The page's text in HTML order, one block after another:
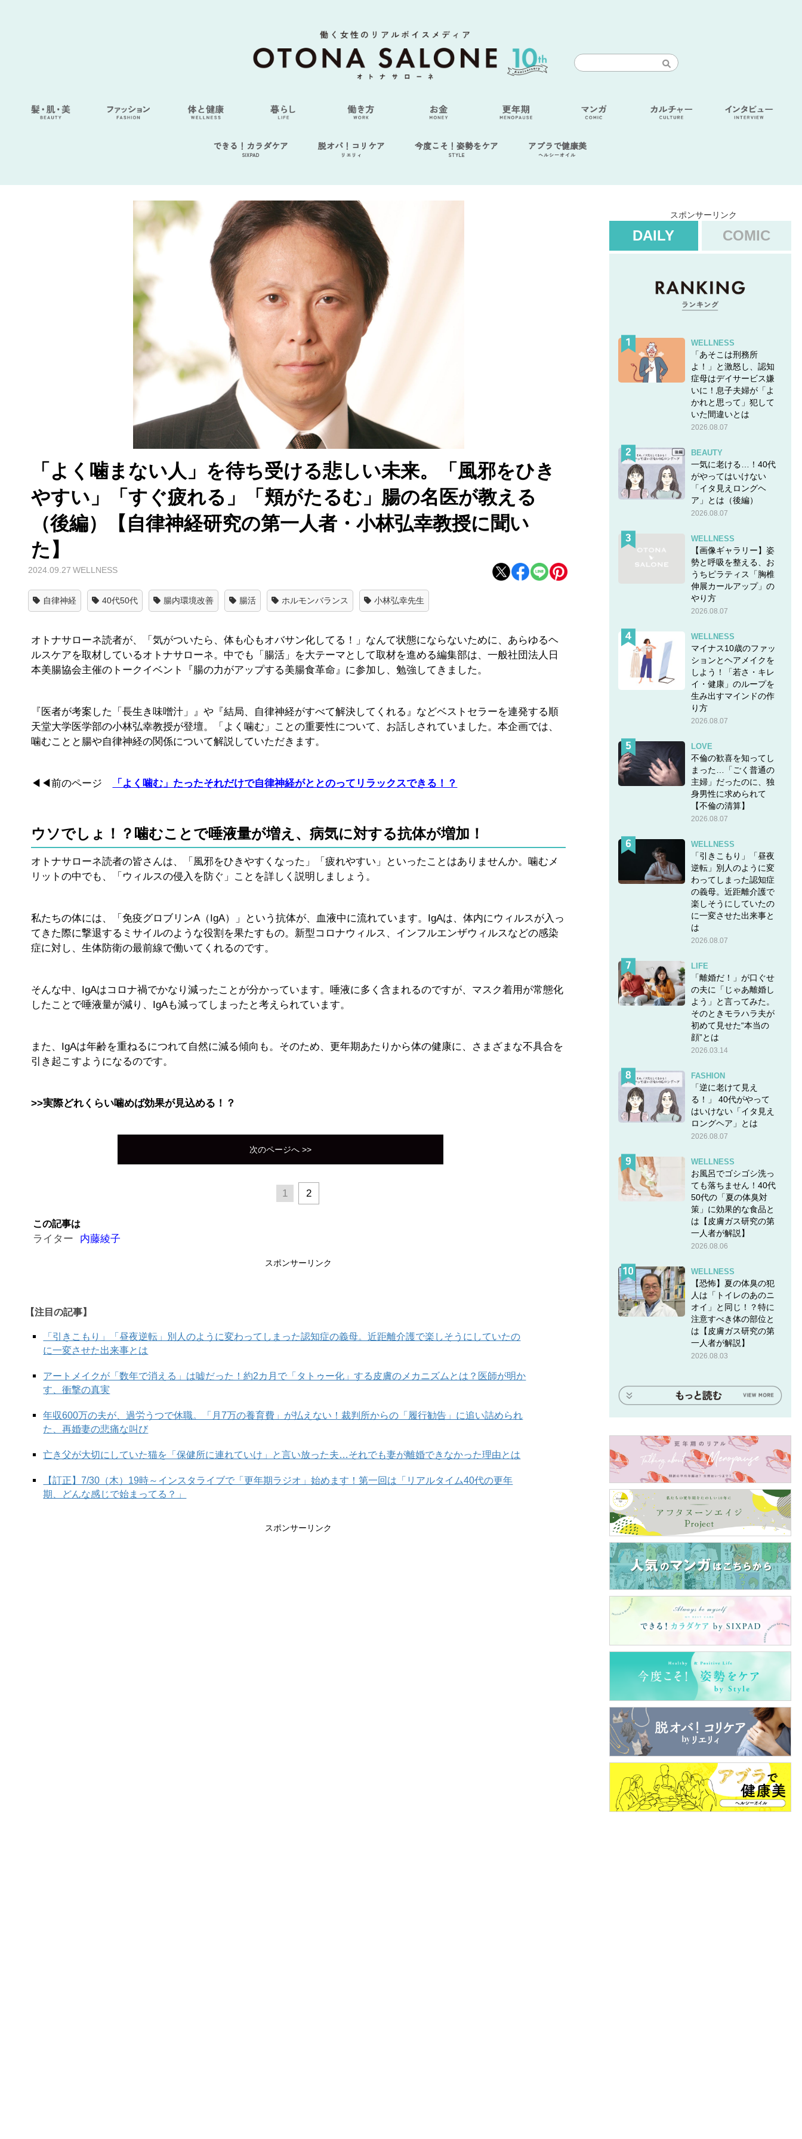
できる！カラダケア
SIXPAD
脱オバ！コリケア
リエリィ
今度こそ！姿勢をケア
STYLE
アブラで健康美
ヘルシーオイル
「よく噛まない人」を待ち受ける悲しい未来。「風邪をひき
やすい」「すぐ疲れる」「頬がたるむ」腸の名医が教える
（後編）【自律神経研究の第一人者・小林弘幸教授に聞い
た】
2024.09.27 WELLNESS
自律神経 40代50代 腸内環境改善 腸活 ホルモンバランス 小林弘幸先生
オトナサローネ読者が、「気がついたら、体も心もオバサン化してる！」なんて状態にならないために、あらゆるヘ
ルスケアを取材しているオトナサローネ。中でも「腸活」を大テーマとして取材を進める編集部は、一般社団法人日
本美腸協会主催のトークイベント『腸の力がアップする美腸食革命』に参加し、勉強してきました。
『医者が考案した「長生き味噌汁」』や『結局、自律神経がすべて解決してくれる』などベストセラーを連発する順
天堂大学医学部の小林弘幸教授が登壇。「よく噛む」ことの重要性について、お話しされていました。本企画では、
噛むことと腸や自律神経の関係について解説していただきます。
◀◀前のページ 「よく噛む」たったそれだけで自律神経がととのってリラックスできる！？
ウソでしょ！？噛むことで唾液量が増え、病気に対する抗体が増加！
オトナサローネ読者の皆さんは、「風邪をひきやすくなった」「疲れやすい」といったことはありませんか。噛むメ
リットの中でも、「ウィルスの侵入を防ぐ」ことを詳しく説明しましょう。
私たちの体には、「免疫グロブリンA（IgA）」という抗体が、血液中に流れています。IgAは、体内にウィルスが入っ
てきた際に撃退するミサイルのような役割を果たすもの。新型コロナウィルス、インフルエンザウィルスなどの感染
症に対し、生体防衛の最前線で働いてくれるのです。
そんな中、IgAはコロナ禍でかなり減ったことが分かっています。唾液に多く含まれるのですが、マスク着用が常態化
したことで唾液量が減り、IgAも減ってしまったと考えられています。
また、IgAは年齢を重ねるにつれて自然に減る傾向も。そのため、更年期あたりから体の健康に、さまざまな不具合を
引き起こすようになるのです。
>>実際どれくらい噛めば効果が見込める！？
次のページへ >>
1 2
この記事は
ライター 内藤綾子
スポンサーリンク
【注目の記事】
「引きこもり」「昼夜逆転」別人のように変わってしまった認知症の義母。近距離介護で楽しそうにしていたの
に一変させた出来事とは
アートメイクが「数年で消える」は嘘だった！約2カ月で「タトゥー化」する皮膚のメカニズムとは？医師が明か
す、衝撃の真実
年収600万の夫が、過労うつで休職。「月7万の養育費」が払えない！裁判所からの「履行勧告」に追い詰められ
た、再婚妻の悲痛な叫び
亡き父が大切にしていた猫を「保健所に連れていけ」と言い放った夫…それでも妻が離婚できなかった理由とは
【訂正】7/30（木）19時～インスタライブで「更年期ラジオ」始めます！第一回は「リアルタイム40代の更年
期、どんな感じで始まってる？」
スポンサーリンク
スポンサーリンク
DAILY COMIC
WELLNESS
「あそこは刑務所
よ！」と激怒し、認知
症母はデイサービス嫌
いに！息子夫婦が「よ
かれと思って」犯して
いた間違いとは
2026.08.07
BEAUTY
一気に老ける…！40代
がやってはいけない
「イタ見えロングヘ
ア」とは（後編）
2026.08.07
WELLNESS
【画像ギャラリー】姿
勢と呼吸を整える、お
うちピラティス「胸椎
伸展カールアップ」の
やり方
2026.08.07
WELLNESS
マイナス10歳のファッ
ションとヘアメイクを
しよう！「若さ・キレ
イ・健康」のループを
生み出すマインドの作
り方
2026.08.07
LOVE
不倫の歓喜を知ってし
まった…「ごく普通の
主婦」だったのに、独
身男性に求められて
【不倫の清算】
2026.08.07
WELLNESS
「引きこもり」「昼夜
逆転」別人のように変
わってしまった認知症
の義母。近距離介護で
楽しそうにしていたの
に一変させた出来事と
は
2026.08.07
LIFE
「離婚だ！」が口ぐせ
の夫に「じゃあ離婚し
よう」と言ってみた。
そのときモラハラ夫が
初めて見せた“本当の
顔”とは
2026.03.14
FASHION
「逆に老けて見え
る！」 40代がやって
はいけない「イタ見え
ロングヘア」とは
2026.08.07
WELLNESS
お風呂でゴシゴシ洗っ
ても落ちません！40代
50代の「夏の体臭対
策」に効果的な食品と
は【皮膚ガス研究の第
一人者が解説】
2026.08.06
WELLNESS
【恐怖】夏の体臭の犯
人は「トイレのあのニ
オイ」と同じ！？特に
注意すべき体の部位と
は【皮膚ガス研究の第
一人者が解説】
2026.08.03